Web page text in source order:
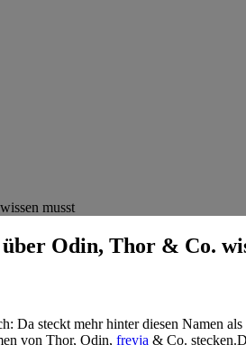
musst
Odin, Thor & Co.
Da steckt​ mehr hinter diesen Namen
von⁢ Thor, Odin, freyja & Co.